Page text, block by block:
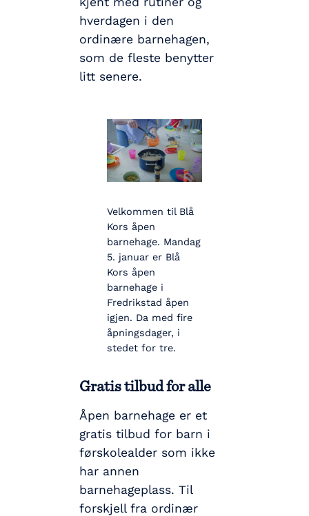
hverdagen i den
ordinære barnehagen,
som de fleste benytter
litt senere.
Velkommen til Blå
Kors åpen
barnehage. Mandag
5. januar er Blå
Kors åpen
barnehage i
Fredrikstad åpen
igjen. Da med fire
åpningsdager, i
stedet for tre.
Gratis tilbud for alle
Åpen barnehage er et
gratis tilbud for barn i
førskolealder som ikke
har annen
barnehageplass. Til
forskjell fra ordinær